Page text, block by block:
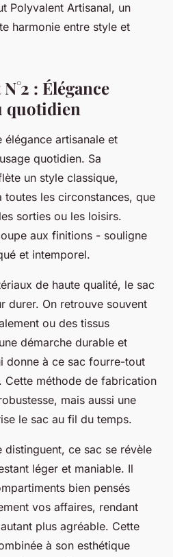
Polyvalent Artisanal, un
harmonie entre style et
: Élégance
quotidien
artisanale et
quotidien. Sa
un style classique,
les circonstances, que
sorties ou les loisirs.
aux finitions - souligne
et intemporel.
de haute qualité, le sac
durer. On retrouve souvent
ou des tissus
démarche durable et
donne à ce sac fourre-tout
Cette méthode de fabrication
mais aussi une
le sac au fil du temps.
distinguent, ce sac se révèle
léger et maniable. Il
bien pensés
vos affaires, rendant
plus agréable. Cette
à son esthétique